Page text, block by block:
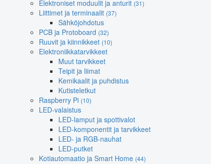
Elektroniset moduulit ja anturit (31)
Liittimet ja terminaalit (37)
Sähköjohdotus
PCB ja Protoboard (32)
Ruuvit ja kiinnikkeet (10)
Elektroniikkatarvikkeet
Muut tarvikkeet
Teipit ja liimat
Kemikaalit ja puhdistus
Kutisteletkut
Raspberry Pi (10)
LED-valaistus
LED-lamput ja spottivalot
LED-komponentit ja tarvikkeet
LED- ja RGB-nauhat
LED-putket
Kotiautomaatio ja Smart Home (44)